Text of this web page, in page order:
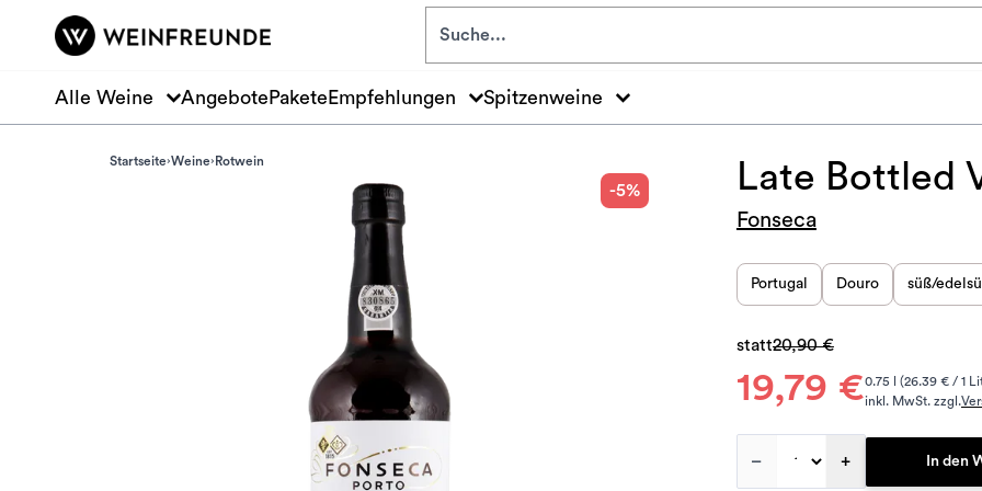
Zum Hauptinhalt springen
Alle Weine Angebote Pakete Empfehlungen Spitzenweine
Startseite Weine Rotwein
-5% Late Bottled
Fonseca
Portugal Douro süß/
19,79 €
statt20,90 €
0.75 l (26.39 € / 1
inkl. MwSt. zzgl.
– + In den